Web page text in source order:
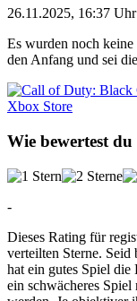
26.11.2025, 16:37 Uhr
Es wurden noch
den Anfang und sei
Xbox Store
Wie bewertest du
-
Dieses Rating für
verteilten Sterne.
hat ein gutes Spiel die
ein schwächeres